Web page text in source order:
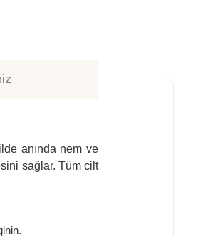
anında nem ve
sağlar. Tüm cilt